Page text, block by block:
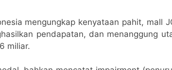
mengungkap kenyataan pahit, mall
pendapatan, dan menanggung
miliar.